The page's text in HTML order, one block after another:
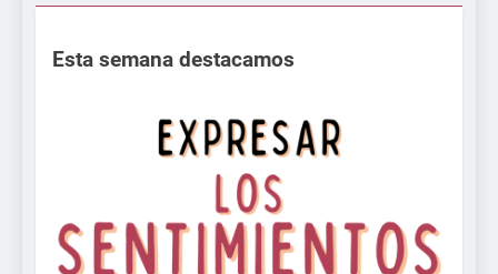
Esta semana destacamos